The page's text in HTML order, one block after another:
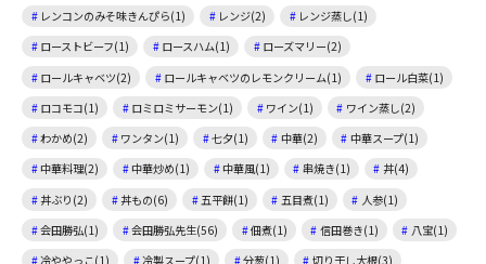
レンコンのみそ味きんぴら(1)
レンジ(2)
レンジ蒸し(1)
ローストビーフ(1)
ロースハム(1)
ローズマリー(2)
ロールキャベツ(2)
ロールキャベツのレモンクリーム(1)
ロール白菜(1)
ロコモコ(1)
ロミロミサーモン(1) ワイン(1)
ワイン蒸し(2)
わかめ(2)
ワンタン(1) 七夕(1) 中華(2)
中華スープ(1)
中華料理(2)
中華炒め(1) 中華風(1) 串焼き(1)
丼(4)
丼ぶり(2)
丼もの(6) 五平餅(1) 五目煮(1)
人参(1)
会田勝弘(1)
会田勝弘先生(56) 佃煮(1) 信田巻き(1)
八宝(1)
冷ややっこ(1)
冷製スープ(1) 分葱(1)
切り干し大根(3)